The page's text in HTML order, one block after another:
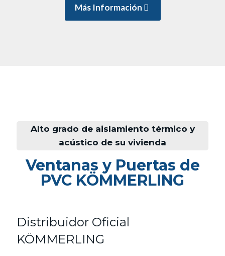
Más Información
Alto grado de aislamiento térmico y
acústico de su vivienda
Ventanas y Puertas de
PVC KÖMMERLING
Distribuidor Oficial
KÖMMERLING